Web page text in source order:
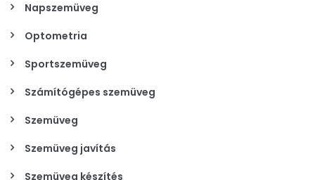
Napszemüveg
Optometria
Sportszemüveg
Számítógépes szemüveg
Szemüveg
Szemüveg javítás
Szemüveg készítés